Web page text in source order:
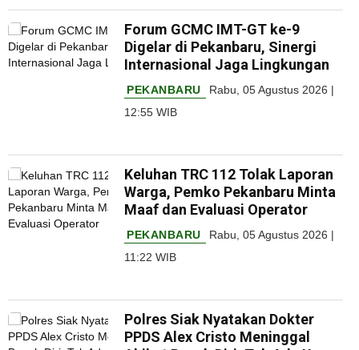
Forum GCMC IMT-GT ke-9
Digelar di Pekanbaru, Sinergi
Internasional Jaga Lingkungan
PEKANBARU
Rabu, 05 Agustus 2026 |
12:55 WIB
Keluhan TRC 112 Tolak Laporan
Warga, Pemko Pekanbaru Minta
Maaf dan Evaluasi Operator
PEKANBARU
Rabu, 05 Agustus 2026 |
11:22 WIB
Polres Siak Nyatakan Dokter
PPDS Alex Cristo Meninggal